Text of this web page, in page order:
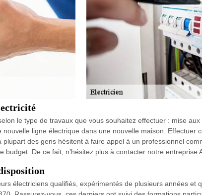
le type de travaux que vous souhaitez effectuer : mise
ligne électrique dans une nouvelle maison. Effectuer
des gens hésitent à faire appel à un professionnel
De ce fait, n’hésitez plus à contacter notre entreprise
électriciens qualifiés, expérimentés de plusieurs années et